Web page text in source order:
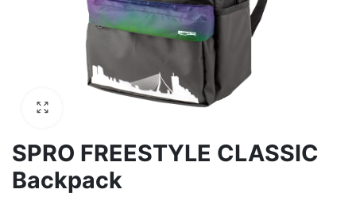
SPRO FREESTYLE CLASSIC
Backpack